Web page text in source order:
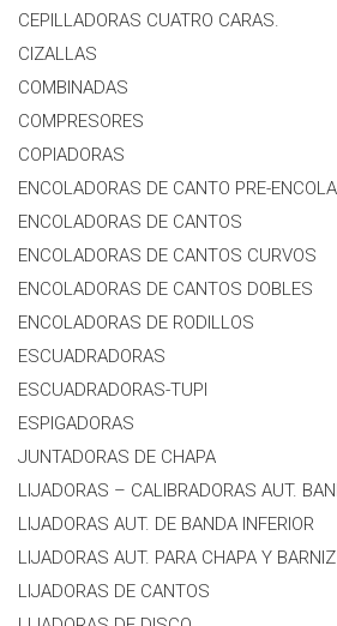
CEPILLADORAS CUATRO CARAS.
CIZALLAS
COMBINADAS
COMPRESORES
COPIADORAS
ENCOLADORAS DE CANTO PRE-
ENCOLADORAS DE CANTOS
ENCOLADORAS DE CANTOS CURVOS
ENCOLADORAS DE CANTOS DOBLES
ENCOLADORAS DE RODILLOS
ESCUADRADORAS
ESCUADRADORAS-TUPI
ESPIGADORAS
JUNTADORAS DE CHAPA
LIJADORAS – CALIBRADORAS AUT.
LIJADORAS AUT. DE BANDA INFERIOR
LIJADORAS AUT. PARA CHAPA Y BARNIZ
LIJADORAS DE CANTOS